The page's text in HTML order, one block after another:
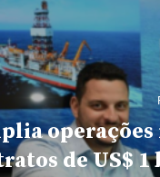
de US$